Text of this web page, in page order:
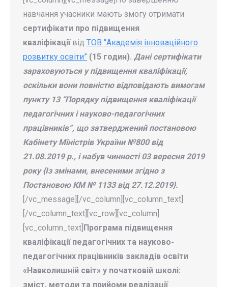
навчання учасники мають змогу отримати
сертифікати про підвищення
кваліфікації від ТОВ “Академія інноваційного
розвитку освіти” (15 годин). Дані сертифікати
зараховуються у підвищення кваліфікації,
оскільки вони повністю відповідають вимогам
пункту 13 “Порядку підвищення кваліфікації
педагогічних і науково-педагогічних
працівників”, що затверджений постановою
Кабінету Міністрів України №800 від
21.08.2019 р., і набув чинності 03 вересня 2019
року {Із змінами, внесеними згідно з
Постановою КМ № 1133 від 27.12.2019}.
[/vc_message][/vc_column][vc_column_text]
[/vc_column_text][vc_row][vc_column]
[vc_column_text] Програма підвищення
кваліфікації педагогічних та науково-
педагогічних працівників закладів освіти
«Навколишній світ» у початковій школі:
зміст, методи та прийоми реалізації